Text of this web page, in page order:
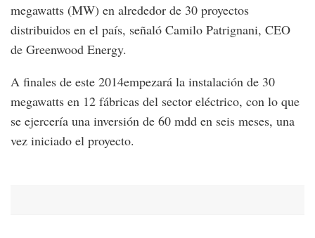
megawatts (MW) en alrededor de 30 proyectos
distribuidos en el país, señaló Camilo Patrignani, CEO
de Greenwood Energy.
A finales de este 2014empezará la instalación de 30
megawatts en 12 fábricas del sector eléctrico, con lo que
se ejercería una inversión de 60 mdd en seis meses, una
vez iniciado el proyecto.